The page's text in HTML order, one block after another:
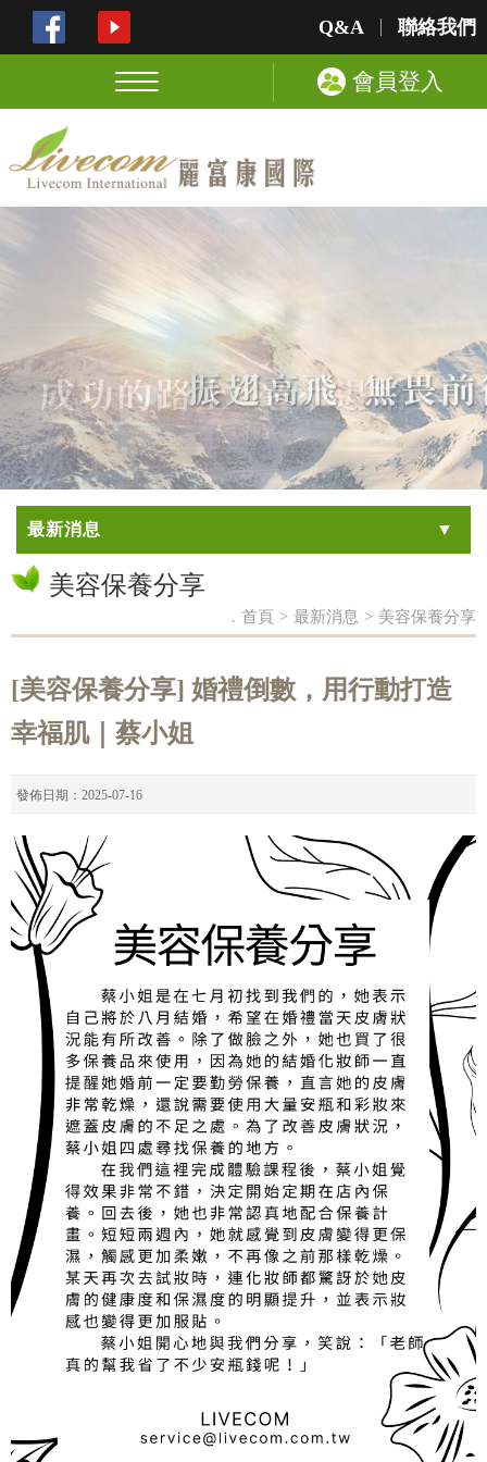
Q&A 聯絡我們
會員登入
最新消息
美容保養分享
．首頁 > 最新消息 > 美容保養分享
[美容保養分享] 婚禮倒數，用行動打造
幸福肌｜蔡小姐
發佈日期：2025-07-16